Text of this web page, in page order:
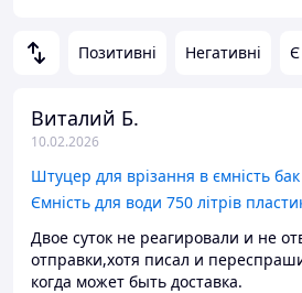
Позитивні Негативні Є
Виталий Б.
10.02.2026
Двое суток не реагировали и не
отправки,хотя писал и
когда может быть доставка.